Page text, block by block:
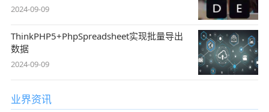
2024-09-09
ThinkPHP5+PhpSpreadsheet实现批量导出
数据
2024-09-09
业界资讯